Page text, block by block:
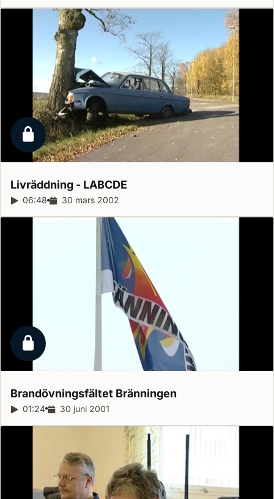
Låst reportage
Livräddning - LABCDE
Reportagelängd:
06:48 Releasedatum:
30 mars 2002
Låst reportage
Brandövningsfältet Bränningen
Reportagelängd:
01:24 Releasedatum:
30 juni 2001